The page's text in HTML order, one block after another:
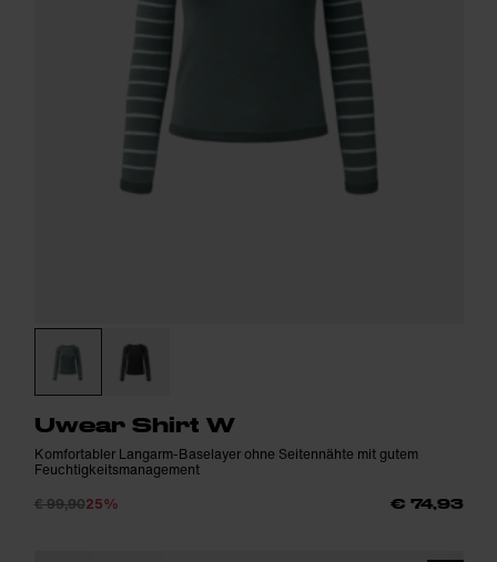
Uwear Shirt W
Komfortabler Langarm-Baselayer ohne Seitennähte mit gutem
Feuchtigkeitsmanagement
€ 99,9025% € 74,93